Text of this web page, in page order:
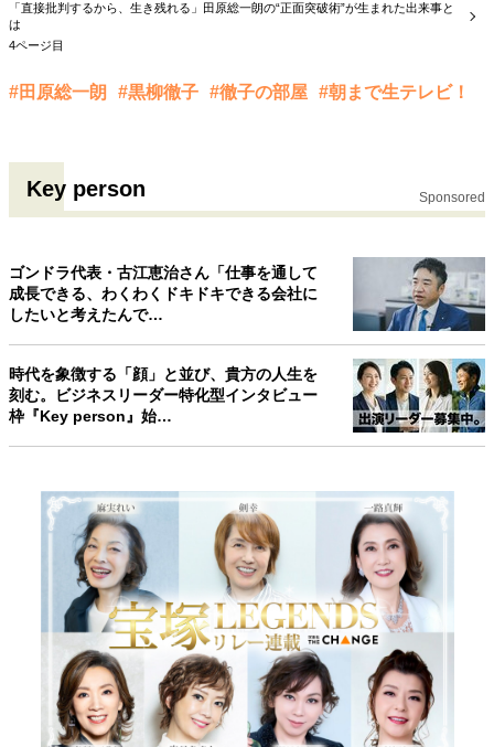
「直接批判するから、生き残れる」田原総一朗の“正面突破術”が生まれた出来事と
は
4ページ目
#田原総一朗 #黒柳徹子 #徹子の部屋 #朝まで生テレビ！
Key person Sponsored
ゴンドラ代表・古江恵治さん「仕事を通して
成長できる、わくわくドキドキできる会社に
したいと考えたんで…
時代を象徴する「顔」と並び、貴方の人生を
刻む。ビジネスリーダー特化型インタビュー
枠『Key person』始…